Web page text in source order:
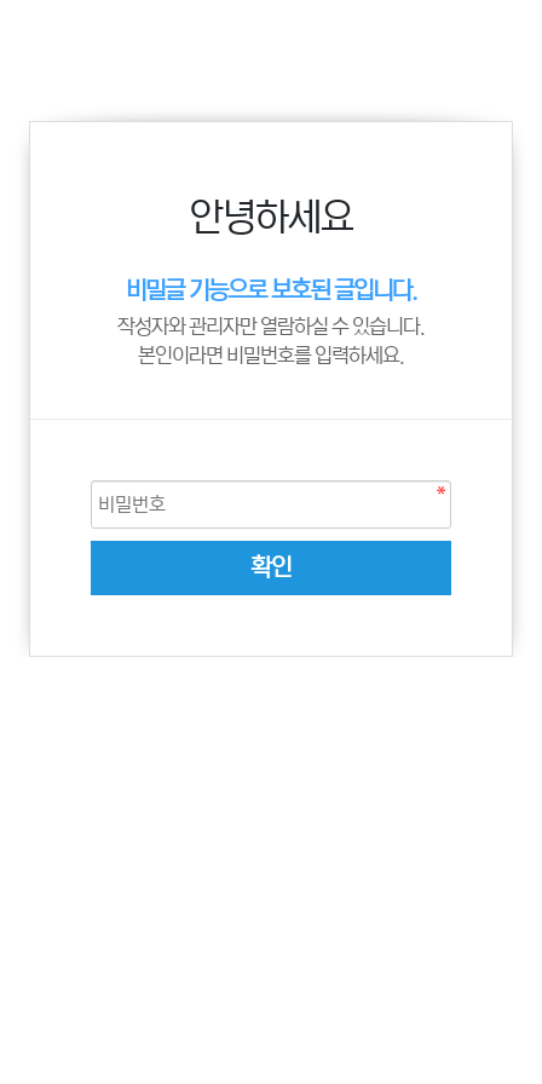
안녕하세요
비밀글 기능으로 보호된 글입니다.
작성자와 관리자만 열람하실 수 있습니다.
본인이라면 비밀번호를 입력하세요.